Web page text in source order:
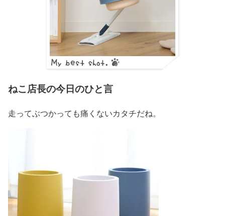
ねこ店長の今日のひと言
走ってぶつかっても痛くないカタチだね。